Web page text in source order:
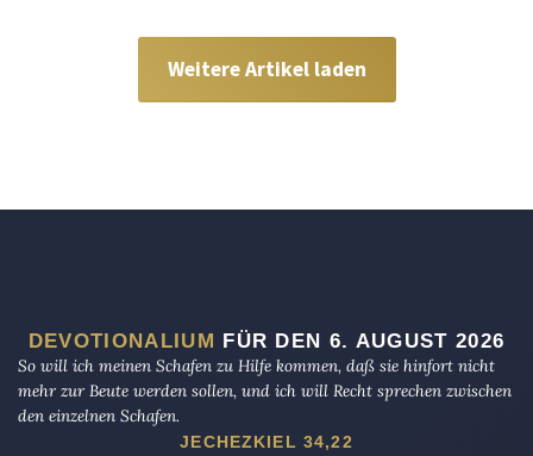
Weitere Artikel laden
DEVOTIONALIUM
FÜR DEN 6. AUGUST 2026
So will ich meinen Schafen zu Hilfe kommen, daß sie hinfort nicht
mehr zur Beute werden sollen, und ich will Recht sprechen zwischen
den einzelnen Schafen.
JECHEZKIEL 34,22